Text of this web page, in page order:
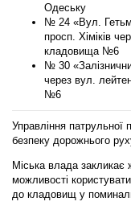
Одеську
№ 24 «Вул.
просп. Хіміків
кладовища №6
№ 30
через вул.
№6
Управління патрульної
безпеку дорожнього
Міська влада закликає
можливості
до кладовищ у